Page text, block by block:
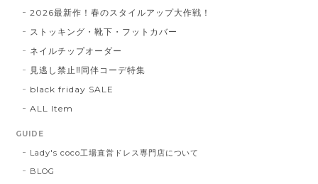
2026最新作！春のスタイルアップ大作戦！
ストッキング・靴下・フットカバー
ネイルチップオーダー
見逃し禁止‼同伴コーデ特集
black friday SALE
ALL Item
GUIDE
Lady's coco工場直営ドレス専門店について
BLOG